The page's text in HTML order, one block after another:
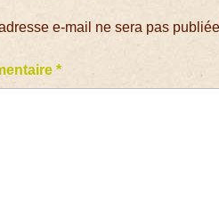
e-mail ne sera pas
*